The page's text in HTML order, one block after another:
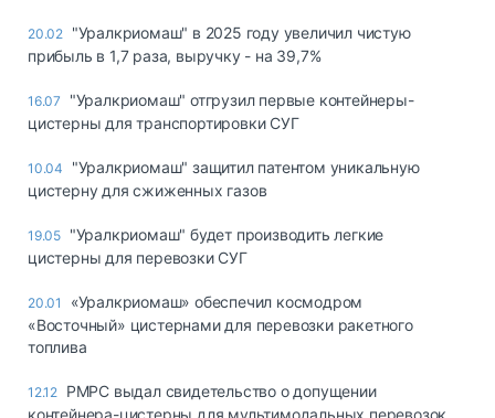
Склады и
грузовые
Коммерческий
транспорт
Спецтехника
запчасти, шины
20.02 "Уралкриомаш" в 2025 году увеличил чистую
прибыль в 1,7 раза, выручку - на 39,7%
16.07
"Уралкриомаш" отгрузил первые контейнеры-
цистерны для транспортировки СУГ
10.04
"Уралкриомаш" защитил патентом уникальную
цистерну для сжиженных газов
19.05 "Уралкриомаш" будет производить легкие
цистерны для перевозки СУГ
20.01
«Уралкриомаш» обеспечил космодром
«Восточный» цистернами для перевозки ракетного
топлива
12.12 РМРС выдал свидетельство о допущении
контейнера-цистерны для мультимодальных перевозок